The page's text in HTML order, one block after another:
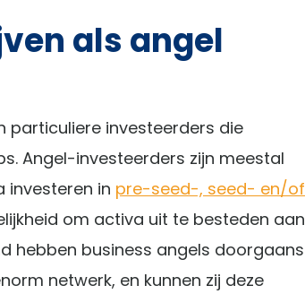
als angel
particuliere investeerders die
Angel-investeerders zijn meestal
investeren in pre-seed-, seed- en/of
om activa uit te besteden aan
hebben business angels doorgaans
netwerk, en kunnen zij deze